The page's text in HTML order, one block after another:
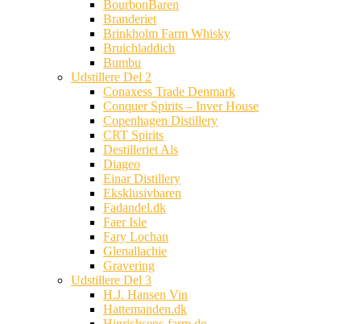
BourbonBaren
Branderiet
Brinkholm Farm Whisky
Bruichladdich
Bumbu
Udstillere Del 2
Conaxess Trade Denmark
Conquer Spirits – Inver House
Copenhagen Distillery
CRT Spirits
Destilleriet Als
Diageo
Einar Distillery
Eksklusivbaren
Fadandel.dk
Faer Isle
Fary Lochan
Glenallachie
Gravering
Udstillere Del 3
H.J. Hansen Vin
Hattemanden.dk